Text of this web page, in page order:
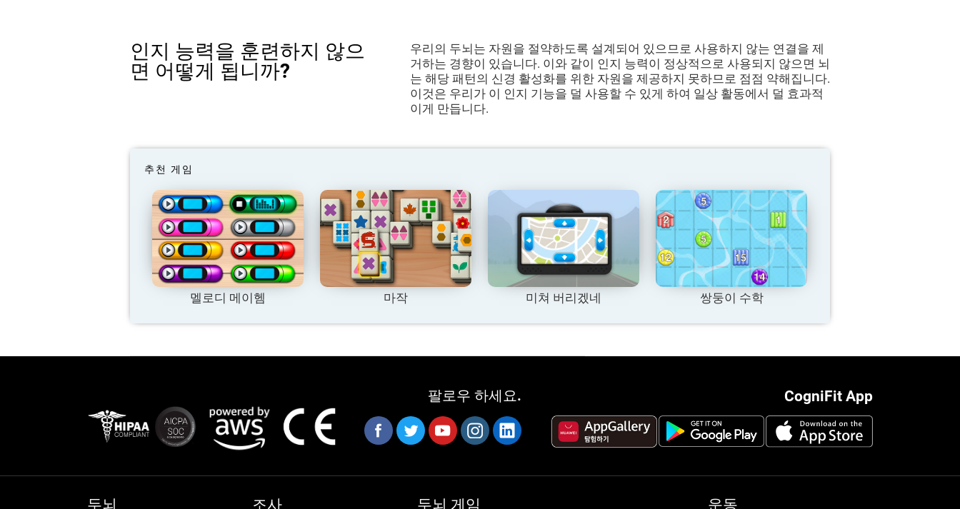
인지 능력을 훈련하지 않으
면 어떻게 됩니까?
우리의 두뇌는 자원을 절약하도록 설계되어 있으므로 사용하지 않는 연결을 제
거하는 경향이 있습니다. 이와 같이 인지 능력이 정상적으로 사용되지 않으면 뇌
는 해당 패턴의 신경 활성화를 위한 자원을 제공하지 못하므로 점점 약해집니다.
이것은 우리가 이 인지 기능을 덜 사용할 수 있게 하여 일상 활동에서 덜 효과적
이게 만듭니다.
추천 게임
멜로디 메이헴 마작 미쳐 버리겠네 쌍둥이 수학
CogniFit App
팔로우 하세요.
두뇌 조사 두뇌 게임 운동